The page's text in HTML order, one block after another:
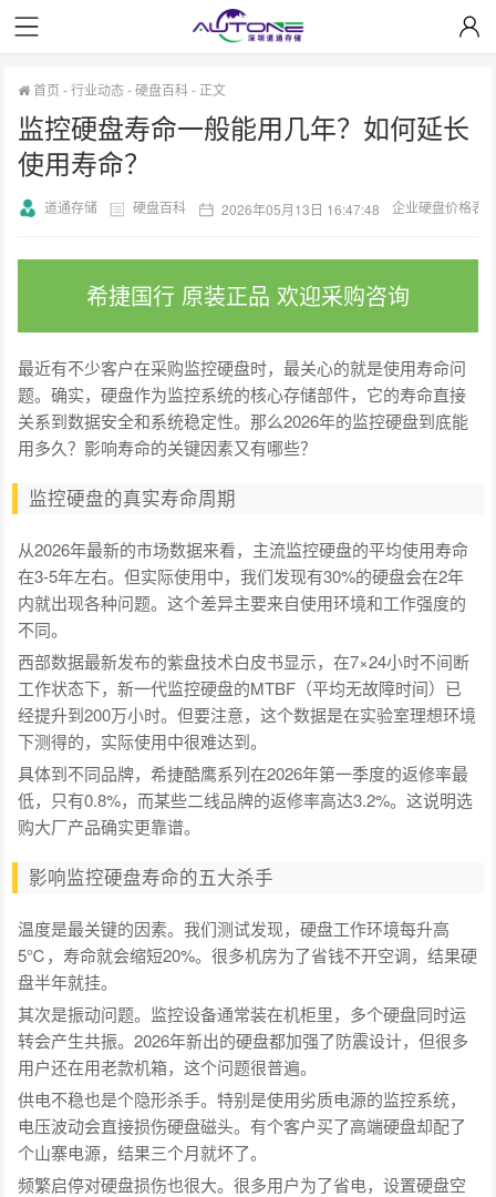
首页 -行业动态-硬盘百科- 正文
监控硬盘寿命一般能用几年？如何延长
使用寿命？
道通存储 硬盘百科 2026年05月13日 16:47:48 企业硬盘价格表
希捷国行 原装正品 欢迎采购咨询
最近有不少客户在采购监控硬盘时，最关心的就是使用寿命问
题。确实，硬盘作为监控系统的核心存储部件，它的寿命直接
关系到数据安全和系统稳定性。那么2026年的监控硬盘到底能
用多久？影响寿命的关键因素又有哪些？
监控硬盘的真实寿命周期
从2026年最新的市场数据来看，主流监控硬盘的平均使用寿命
在3-5年左右。但实际使用中，我们发现有30%的硬盘会在2年
内就出现各种问题。这个差异主要来自使用环境和工作强度的
不同。
西部数据最新发布的紫盘技术白皮书显示，在7×24小时不间断
工作状态下，新一代监控硬盘的MTBF（平均无故障时间）已
经提升到200万小时。但要注意，这个数据是在实验室理想环境
下测得的，实际使用中很难达到。
具体到不同品牌，希捷酷鹰系列在2026年第一季度的返修率最
低，只有0.8%，而某些二线品牌的返修率高达3.2%。这说明选
购大厂产品确实更靠谱。
影响监控硬盘寿命的五大杀手
温度是最关键的因素。我们测试发现，硬盘工作环境每升高
5℃，寿命就会缩短20%。很多机房为了省钱不开空调，结果硬
盘半年就挂。
其次是振动问题。监控设备通常装在机柜里，多个硬盘同时运
转会产生共振。2026年新出的硬盘都加强了防震设计，但很多
用户还在用老款机箱，这个问题很普遍。
供电不稳也是个隐形杀手。特别是使用劣质电源的监控系统，
电压波动会直接损伤硬盘磁头。有个客户买了高端硬盘却配了
个山寨电源，结果三个月就坏了。
频繁启停对硬盘损伤也很大。很多用户为了省电，设置硬盘空